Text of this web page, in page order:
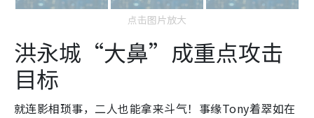
点击图片放大
洪永城“大鼻”成重点攻击
目标
就连影相琐事，二人也能拿来斗气！事缘Tony着翠如在